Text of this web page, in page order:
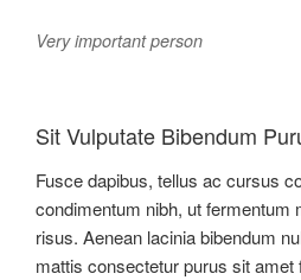
Very important person
Sit Vulputate Bibendum
Fusce dapibus, tellus ac cursus
condimentum nibh, ut fermentum
risus. Aenean lacinia bibendum
mattis consectetur purus sit